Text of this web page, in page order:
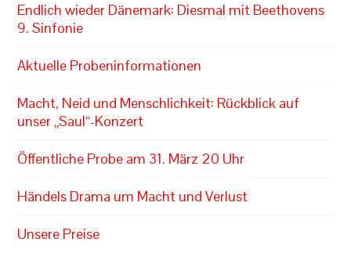
Endlich wieder Dänemark: Diesmal mit Beethovens
9. Sinfonie
Aktuelle Probeninformationen
Macht, Neid und Menschlichkeit: Rückblick auf
unser „Saul“-Konzert
Öffentliche Probe am 31. März 20 Uhr
Händels Drama um Macht und Verlust
Unsere Preise